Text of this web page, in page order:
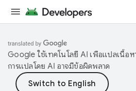
Google ใช้เทคโนโลยี AI เพื่อแปลเนื้อ
การแปลโดย AI อาจมีข้อผิดพลาด